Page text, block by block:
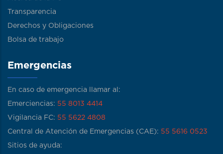
Transparencia
Derechos y Obligaciones
Bolsa de trabajo
Emergencias
En caso de emergencia llamar al:
Emerciencias: 55 8013 4414
Vigilancia FC: 55 5622 4808
Central de Atención de Emergencias (CAE): 55 5616 0523
Sitios de ayuda: